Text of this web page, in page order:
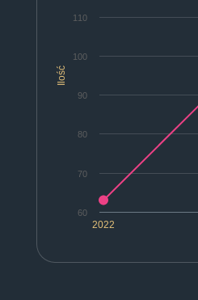
Ilość
2022
60
70
80
90
100
110